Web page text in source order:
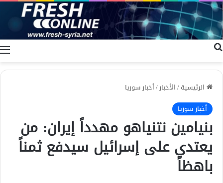
الرئيسية/الأخبار/أخبار سوريا
أخبار سوريا
بنيامين نتنياهو مهدداً إيران: من
يعتدي على إسرائيل سيدفع ثمناً
باهظاً